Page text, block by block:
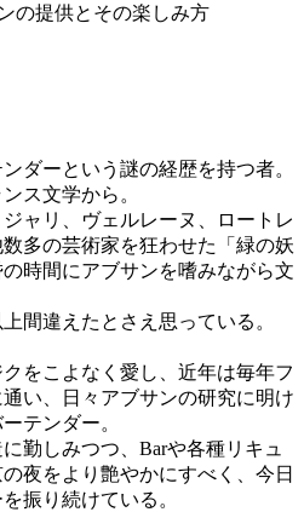
の提供とその楽しみ方
ダーという謎の経歴を持つ者。
ス文学から。
ャリ、ヴェルレーヌ、ロートレ
多の芸術家を狂わせた「緑の妖
時間にアブサンを嗜みながら文
間違えたとさえ思っている。
をこよなく愛し、近年は毎年フ
い、日々アブサンの研究に明け
テンダー。
勤しみつつ、Barや各種リキュ
夜をより艶やかにすべく、今日
振り続けている。